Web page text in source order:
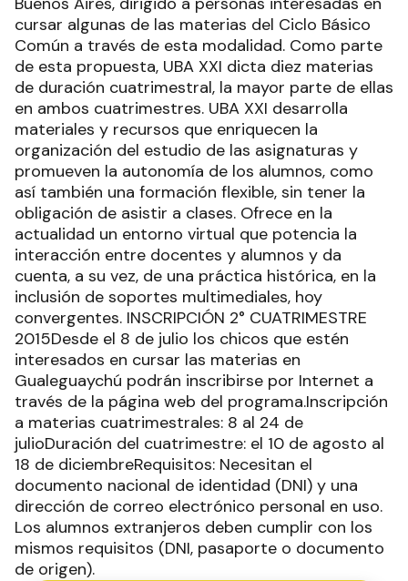
cursar algunas de las materias del Ciclo Básico
Común a través de esta modalidad. Como parte
de esta propuesta, UBA XXI dicta diez materias
de duración cuatrimestral, la mayor parte de ellas
en ambos cuatrimestres. UBA XXI desarrolla
materiales y recursos que enriquecen la
organización del estudio de las asignaturas y
promueven la autonomía de los alumnos, como
así también una formación flexible, sin tener la
obligación de asistir a clases. Ofrece en la
actualidad un entorno virtual que potencia la
interacción entre docentes y alumnos y da
cuenta, a su vez, de una práctica histórica, en la
inclusión de soportes multimediales, hoy
convergentes. INSCRIPCIÓN 2° CUATRIMESTRE
2015Desde el 8 de julio los chicos que estén
interesados en cursar las materias en
Gualeguaychú podrán inscribirse por Internet a
través de la página web del programa.Inscripción
a materias cuatrimestrales: 8 al 24 de
julioDuración del cuatrimestre: el 10 de agosto al
18 de diciembreRequisitos: Necesitan el
documento nacional de identidad (DNI) y una
dirección de correo electrónico personal en uso.
Los alumnos extranjeros deben cumplir con los
mismos requisitos (DNI, pasaporte o documento
de origen).